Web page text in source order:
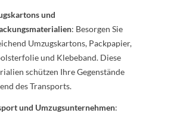
und
: Besorgen Sie
Umzugskartons, Packpapier,
und Klebeband. Diese
schützen Ihre Gegenstände
des Transports.
und Umzugsunternehmen: